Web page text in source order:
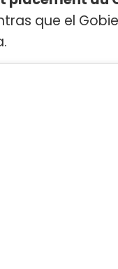
que el